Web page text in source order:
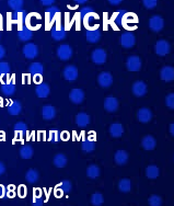
по
диплома
руб.